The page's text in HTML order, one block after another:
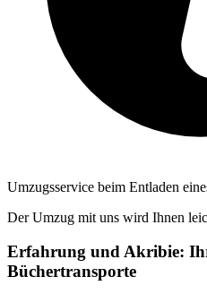
Umzugsservice beim Entladen
Der Umzug mit uns wird Ihnen
Erfahrung und Akribie:
Büchertransporte